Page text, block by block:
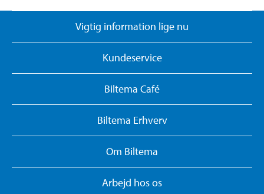
Vigtig information lige nu
Kundeservice
Biltema Café
Biltema Erhverv
Om Biltema
Arbejd hos os